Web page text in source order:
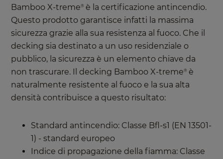
Bamboo X-treme® è la certificazione antincendio.
Questo prodotto garantisce infatti la massima
sicurezza grazie alla sua resistenza al fuoco. Che il
decking sia destinato a un uso residenziale o
pubblico, la sicurezza è un elemento chiave da
non trascurare. Il decking Bamboo X-treme® è
naturalmente resistente al fuoco e la sua alta
densità contribuisce a questo risultato:
Standard antincendio: Classe Bfl-s1 (EN 13501-
1) - standard europeo
Indice di propagazione della fiamma: Classe